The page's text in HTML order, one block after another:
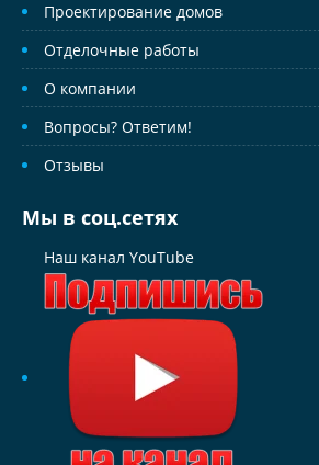
Проектирование домов
Отделочные работы
О компании
Вопросы? Ответим!
Отзывы
Мы в соц.сетях
Наш канал YouTube